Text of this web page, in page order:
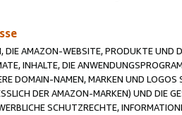
DIE AMAZON-WEBSITE, PRODUKTE UND
INHALTE, DIE
DOMAIN-NAMEN, MARKEN UND
DER AMAZON-MARKEN) UND DIE
SCHUTZRECHTE,